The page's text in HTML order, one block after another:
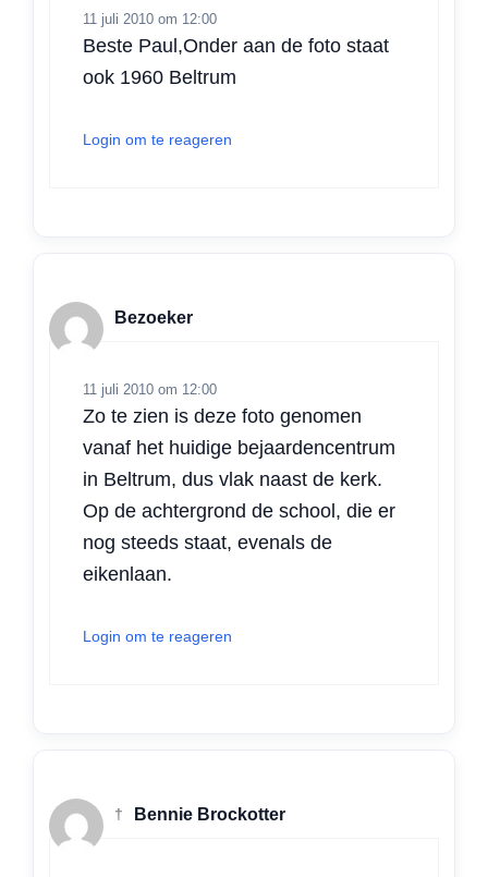
11 juli 2010 om 12:00
Beste Paul,Onder aan de foto staat
ook 1960 Beltrum
Login om te reageren
Bezoeker
11 juli 2010 om 12:00
Zo te zien is deze foto genomen
vanaf het huidige bejaardencentrum
in Beltrum, dus vlak naast de kerk.
Op de achtergrond de school, die er
nog steeds staat, evenals de
eikenlaan.
Login om te reageren
† Bennie Brockotter